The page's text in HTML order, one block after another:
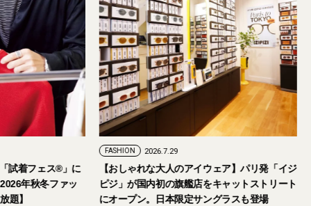
2026年9月5日・6日開催。「試着フェス®︎」に
読者の皆さまをご招待。【2026年秋冬ファッ
ション＆美容アイテム試し放題】
【おしゃれな大人
ピジ」が国内初の
にオープン。日本